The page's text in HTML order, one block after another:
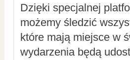
Dzięki specjalnej
możemy śledzić
które mają miejsce w
wydarzenia będą